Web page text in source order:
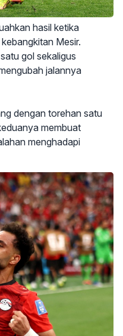
hasil ketika
Mesir.
gol sekaligus
jalannya
dengan torehan satu
membuat
menghadapi